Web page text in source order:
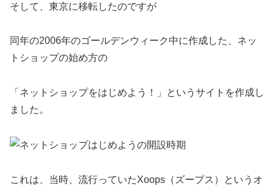
そして、東京に移転したのですが
同年の2006年のゴールデンウィーク中に作成した、ネッ
トショップの始め方の
「ネットショップをはじめよう！」というサイトを作成し
ました。
これは、当時、流行っていたXoops（ズープス）というオ